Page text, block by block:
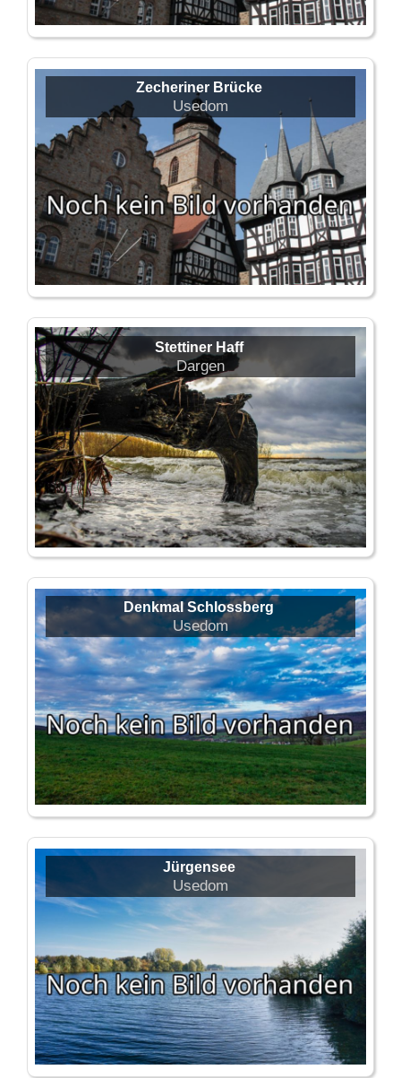
Zecheriner Brücke
Usedom
Stettiner Haff
Dargen
Denkmal Schlossberg
Usedom
Jürgensee
Usedom